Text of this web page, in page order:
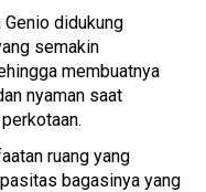
didukung
semakin
membuatnya
nyaman saat
ruang yang
bagasinya yang